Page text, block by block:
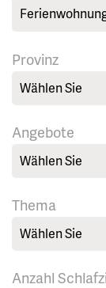
Provinz
Wählen Sie
Angebote
Wählen Sie
Thema
Wählen Sie
Anzahl